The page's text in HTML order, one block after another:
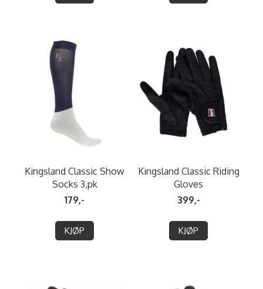
Kingsland Classic Show
Socks 3,pk
179,-
KJØP
Kingsland Classic Riding
Gloves
399,-
KJØP